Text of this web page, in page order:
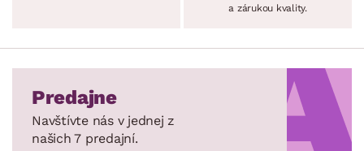
a zárukou kvality.
Predajne
Navštívte nás v jednej z
našich 7 predajní.